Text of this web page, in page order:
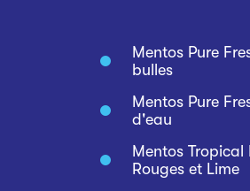
Mentos Pure
bulles
Mentos Pure
d'eau
Mentos Tropical
Rouges et Lime